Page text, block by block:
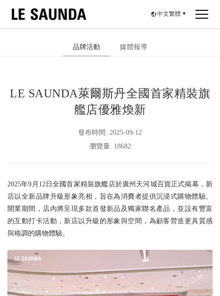
中文繁體 ▼
品牌活動 媒體報導
LE SAUNDA萊爾斯丹全國首家精裝旗
艦店優雅煥新
發布時間: 2025-09-12
瀏覽量: 18682
2025年9月12日全國首家精裝旗艦店於廣州天河城百貨正式揭幕，新
店以全新品牌升級形象亮相，旨在為消費者提供沉浸式購物體驗。
開業期間，店內將呈現多款首發新品及獨家聯名產品，並設有豐富
的互動打卡活動，新店以升級的形象與空間，為顧客營造更具質感
與格調的購物體驗。